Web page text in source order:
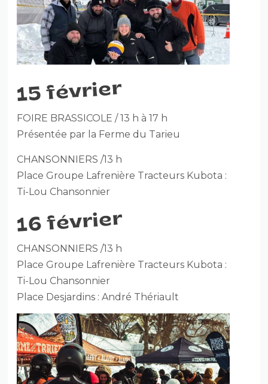
15 février
FOIRE BRASSICOLE / 13 h à 17 h
Présentée par la Ferme du Tarieu
CHANSONNIERS /13 h
Place Groupe Lafrenière Tracteurs Kubota :
Ti-Lou Chansonnier
16 février
CHANSONNIERS /13 h
Place Groupe Lafrenière Tracteurs Kubota :
Ti-Lou Chansonnier
Place Desjardins : André Thériault